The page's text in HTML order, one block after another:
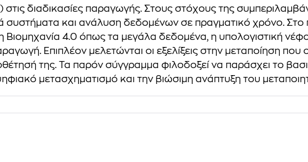
διαδικασίες παραγωγής. Στους στόχους της
και ανάλυση δεδομένων σε πραγματικό χρόνο. Στο
Βιομηχανία 4.0 όπως τα μεγάλα δεδομένα, η υπολογιστική
Επιπλέον μελετώνται οι εξελίξεις στην μεταποίηση
της. Τα παρόν σύγγραμμα φιλοδοξεί να παράσχει το
μετασχηματισμό και την βιώσιμη ανάπτυξη του